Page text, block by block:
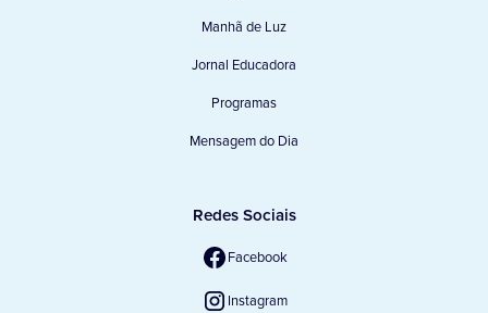
Manhã de Luz
Jornal Educadora
Programas
Mensagem do Dia
Redes Sociais
Facebook
Instagram